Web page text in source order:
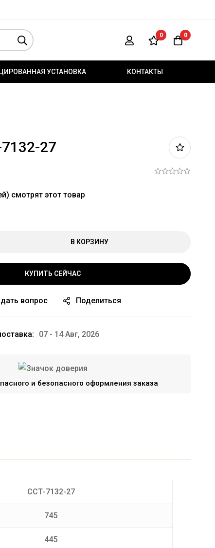
0 0
УСТАНОВКА КОНТАКТЫ
27
смотрят этот товар
В КОРЗИНУ
КУПИТЬ СЕЙЧАС
вопрос Поделиться
07 - 14 Авг, 2026
и безопасного оформления заказа
ССТ-7132-27
745
445